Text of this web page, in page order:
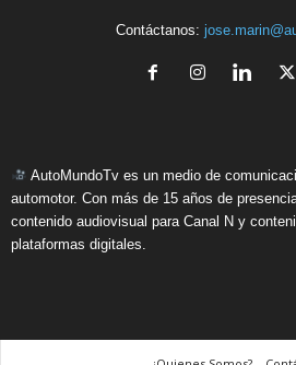
Contáctanos:
AutoMundoTv es un medio de
automotor. Con más de 15 años de
contenido audiovisual para Canal N y
plataformas digitales.